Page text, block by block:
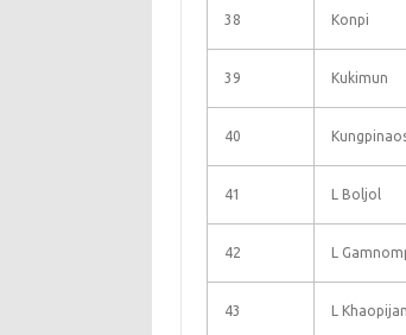
38 Konpi
39 Kukimun
40
41 L Boljol
42 L
43 L